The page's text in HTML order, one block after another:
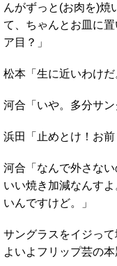
んがずっと(お肉を)焼
て、ちゃんとお皿に
ア目？」
松本「生に近いわけだ
河合「いや。多分サン
浜田「止めとけ！お前
河合「なんで外さな
いい焼き加減なんす
いんですけど。」
サングラスをイジっ
よいよフリップ芸の本